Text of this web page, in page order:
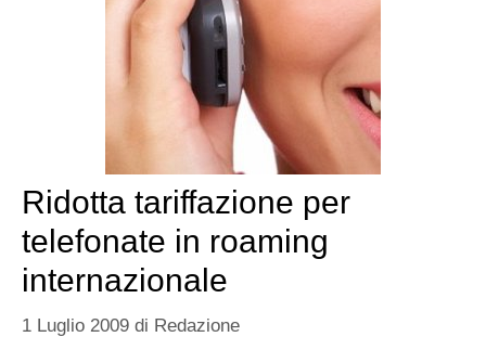
Ridotta tariffazione per
telefonate in roaming
internazionale
1 Luglio 2009 di Redazione